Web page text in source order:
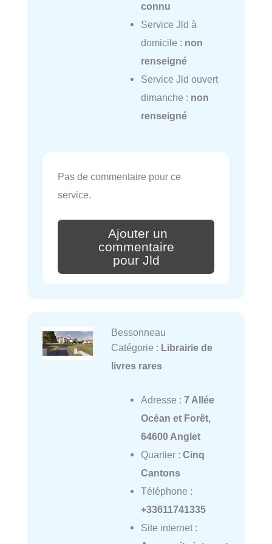
connu
Service Jld à
domicile : non
renseigné
Service Jld ouvert
dimanche : non
renseigné
Pas de commentaire pour ce
service.
Ajouter un
commentaire
pour Jld
Bessonneau
Catégorie : Librairie de
livres rares
Adresse : 7 Allée
Océan et Forêt,
64600 Anglet
Quartier : Cinq
Cantons
Téléphone :
+33611741335
Site internet :